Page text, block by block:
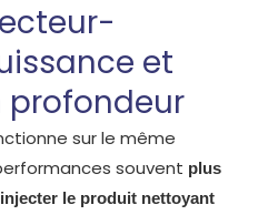
et
sur le même
souvent plus
injecter le produit nettoyant